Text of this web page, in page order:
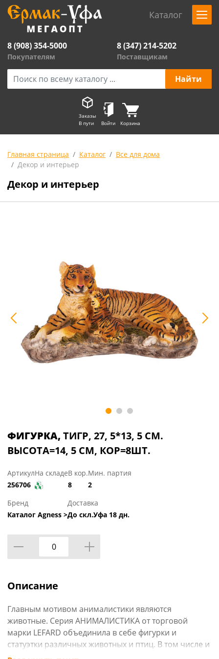
Каталог
8 (908) 354-5000
Покупателям
8 (347) 214-5202
Поставщикам
Заказы
В пути
Войти Корзина
Главная страница Каталог
Все для дома
Декор и интерьер
Декор и интерьер
ФИГУРКА, ТИГР, 27, 5*13, 5 СМ.
ВЫСОТА=14, 5 СМ, КОР=8ШТ.
Артикул
256706
На складеВ кор.
8
Мин. партия
2
Бренд
Каталог Agness >
Доставка
До скл.Уфа 18 дн.
Описание
Главным мотивом анималистики являются
животные. Серия АНИМАЛИСТИКА от торговой
марки LEFARD объединила в себе фигурки и
статуэтки различных животных и птиц. В том числе и
тигров. Между тем в Китае и частности в Фен-Шуй,